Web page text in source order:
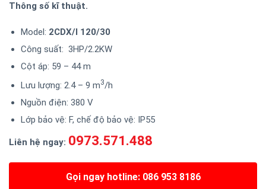
Thông số kĩ thuật.
Model: 2CDX/I 120/30
Công suất: 3HP/2.2KW
Cột áp: 59 – 44 m
Lưu lượng: 2.4 – 9 m3/h
Nguồn điện: 380 V
Lớp bảo vệ: F, chế độ bảo vệ: IP55
Liên hệ ngay: 0973.571.488
Gọi ngay hotline: 086 953 8186